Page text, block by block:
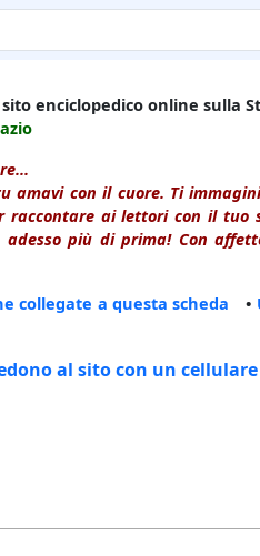
enciclopedico online sulla
amavi con il cuore. Ti
raccontare ai lettori con il tuo
più di prima! Con
collegate a questa scheda •
al sito con un cellulare